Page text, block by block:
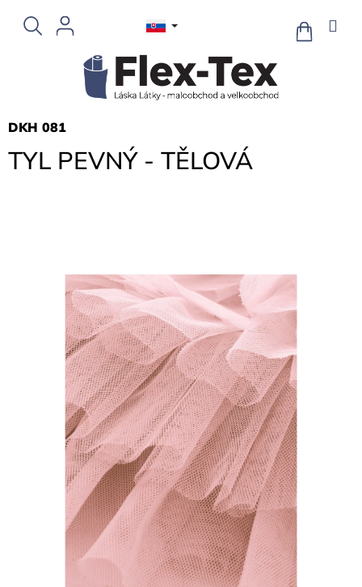
obsah
KOŠÍK
TYL PEVNÝ - TĚLOVÁ
DKH 081